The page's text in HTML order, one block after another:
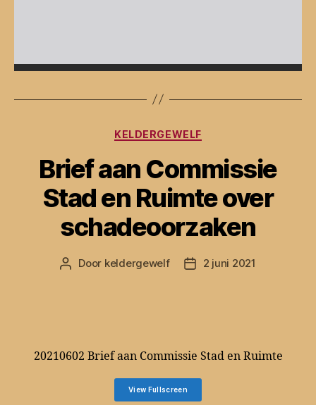
Categorieën
KELDERGEWELF
Brief aan Commissie
Stad en Ruimte over
schadeoorzaken
Berichtauteur
Door keldergewelf Berichtdatum
2 juni 2021
20210602 Brief aan Commissie Stad en Ruimte
View Fullscreen